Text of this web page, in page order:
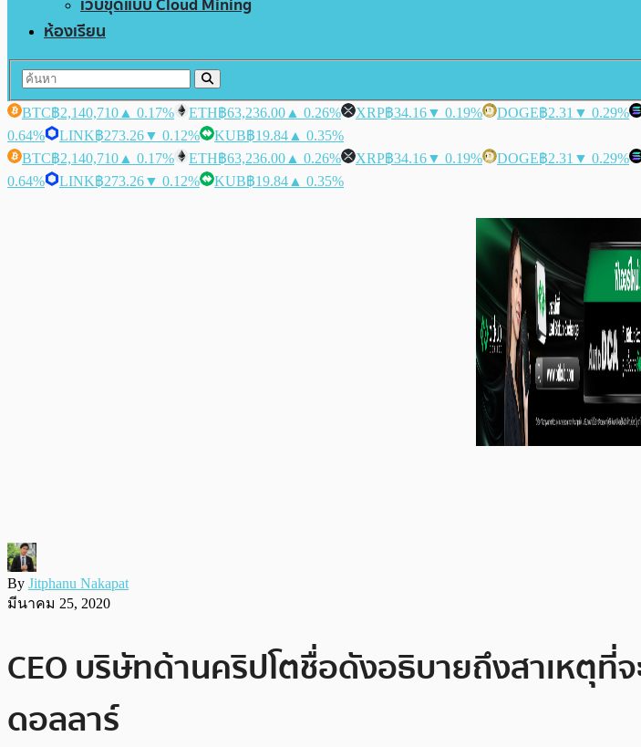
ห้องเรียน
BTC฿2,140,710 ▲ 0.17% ETH฿63,236.00 ▲ 0.26% XRP฿34.16▼ 0.19% DOGE฿2.31 ▼ 0.29%
0.64%
LINK฿273.26▼ 0.12% KUB฿19.84 ▲ 0.35%
BTC฿2,140,710 ▲ 0.17% ETH฿63,236.00 ▲ 0.26% XRP฿34.16▼ 0.19% DOGE฿2.31 ▼ 0.29%
0.64%
LINK฿273.26▼ 0.12% KUB฿19.84 ▲ 0.35%
By Jitphanu Nakapat
มีนาคม 25, 2020
CEO บริษัทด้านคริปโตชื่อดังอธิบายถึงสาเหตุที่
ดอลลาร์